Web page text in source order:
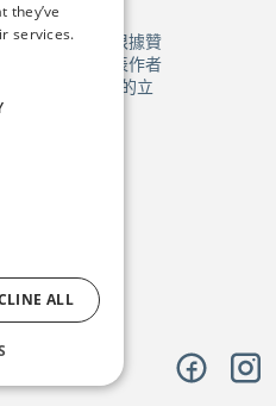
（Horizon
計畫的資金，根據贊
點和意見僅代表作者
機構（REA）的立
任何責任。
物
they’ve
services.
ALL